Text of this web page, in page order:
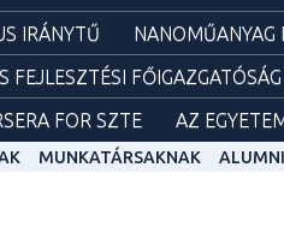
IRÁNYTŰ
NANOMŰANYAG
FEJLESZTÉSI FŐIGAZGATÓSÁG
FOR SZTE AZ
MUNKATÁRSAKNAK ALUMNI